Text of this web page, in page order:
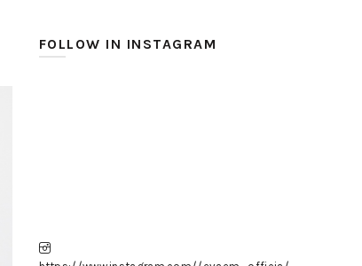
FOLLOW IN INSTAGRAM